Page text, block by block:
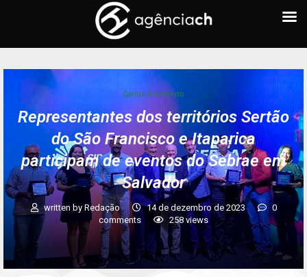
Carlos Humberto
Representantes dos territórios Sertão
do São Francisco e Itaparica
participam de eventos do Sebrae em
Salvador
written by Redação 14 de dezembro de 2023
0
comments
258 views